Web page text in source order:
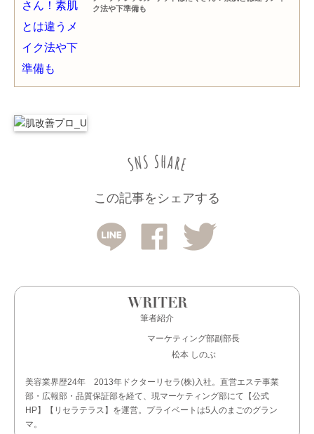
ク法や下準備も
この記事をシェアする
WRITER
筆者紹介
マーケティング部副部長
松本 しのぶ
美容業界歴24年 2013年ドクターリセラ(株)入社。直営エステ事業
部・広報部・品質保証部を経て、現マーケティング部にて【公式
HP】【リセラテラス】を運営。プライベートは5人のまごのグラン
マ。